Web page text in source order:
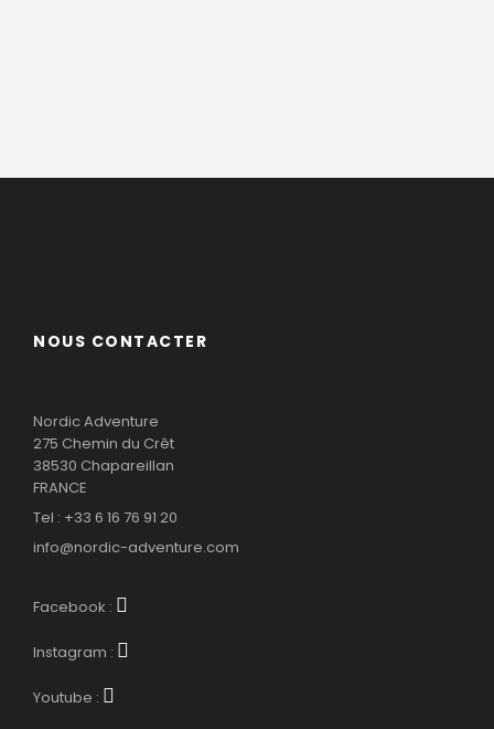
NOUS CONTACTER
Nordic Adventure
275 Chemin du Crêt
38530 Chapareillan
FRANCE
Tel : +33 6 16 76 91 20
info@nordic-adventure.com
Facebook :
Instagram :
Youtube :